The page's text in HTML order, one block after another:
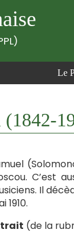
Le
C’est
Il
1910.
(de la